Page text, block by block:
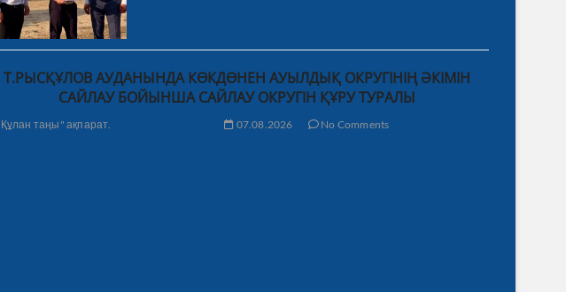
Т.РЫСҚҰЛОВ АУДАНЫНДА КӨКДӨНЕН АУЫЛДЫҚ ОКРУГІНІҢ ӘКІМІН
САЙЛАУ БОЙЫНША САЙЛАУ ОКРУГІН ҚҰРУ ТУРАЛЫ
таңы" ақпарат. 07.08.2026 No Comments